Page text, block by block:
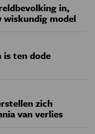
in,
wiskundig model
is ten dode
zich
van verlies